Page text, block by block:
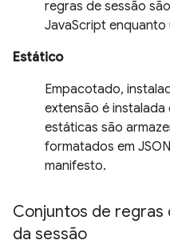
regras de sessão
JavaScript enquanto
Estático
Empacotado,
extensão é instalada
estáticas são
formatados em
manifesto.
Conjuntos de regras
da sessão